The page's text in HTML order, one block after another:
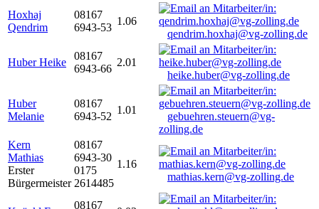
Hoxhaj
Qendrim
08167
6943-53
1.06
qendrim.hoxhaj@vg-zolling.de
Huber Heike
08167
6943-66
2.01
heike.huber@vg-zolling.de
Huber
Melanie
08167
6943-52
1.01
gebuehren.steuern@vg-
zolling.de
Kern
Mathias
Erster
Bürgermeister
08167
6943-30
0175
2614485
1.16
mathias.kern@vg-zolling.de
08167